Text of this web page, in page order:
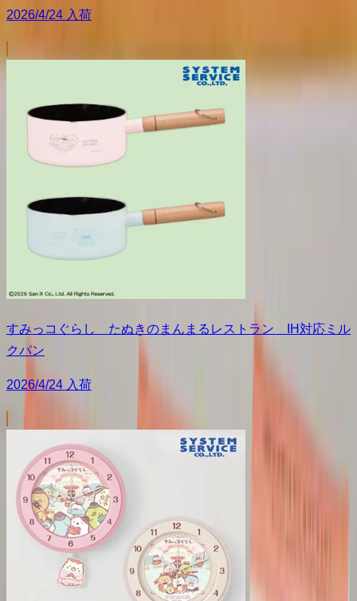
2026/4/24 入荷
すみっコぐらし たぬきのまんまるレストラン IH対応ミル
クパン
2026/4/24 入荷